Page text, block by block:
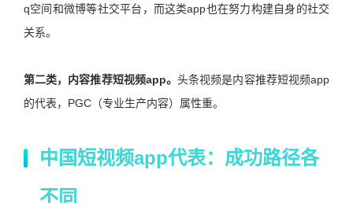
q空间和微博等社交平台，而这类app也在努力构建自身的社交
关系。
第二类，内容推荐短视频app。头条视频是内容推荐短视频app
的代表，PGC（专业生产内容）属性重。
中国短视频app代表：成功路径各
不同